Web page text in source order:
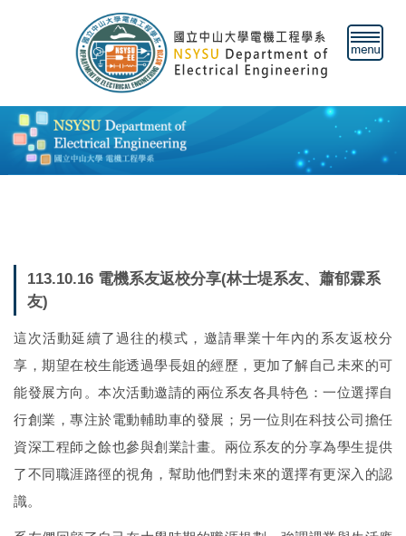
容
區
113.10.16 電機系友返校分享(林士堤系友、蕭郁霖系
友)
這次活動延續了過往的模式，邀請畢業十年內的系友返校分
享，期望在校生能透過學長姐的經歷，更加了解自己未來的可
能發展方向。本次活動邀請的兩位系友各具特色：一位選擇自
行創業，專注於電動輔助車的發展；另一位則在科技公司擔任
資深工程師之餘也參與創業計畫。兩位系友的分享為學生提供
了不同職涯路徑的視角，幫助他們對未來的選擇有更深入的認
識。